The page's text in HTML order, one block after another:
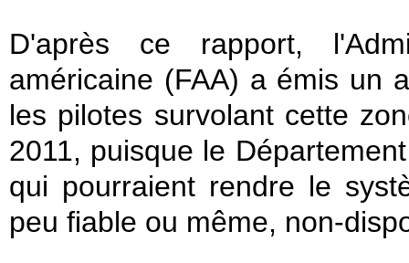
D'après ce rapport,
américaine (FAA) a émis un
les pilotes survolant cette
2011, puisque le
qui pourraient rendre le
peu fiable ou même, non-